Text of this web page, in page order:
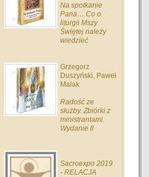
Na spotkanie
Pana… Co o
liturgii Mszy
Świętej należy
wiedzieć
Grzegorz
Duszyński, Paweł
Malak
Radość ze
służby. Zbiórki z
ministrantami.
Wydanie II
Sacroexpo 2019
- RELACJA